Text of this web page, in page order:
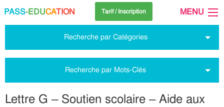
PASS-EDUCATION Tarif / Inscription MENU
Recherche par Catégories
Recherche par Mots-Clés
Lettre G – Soutien scolaire – Aide aux